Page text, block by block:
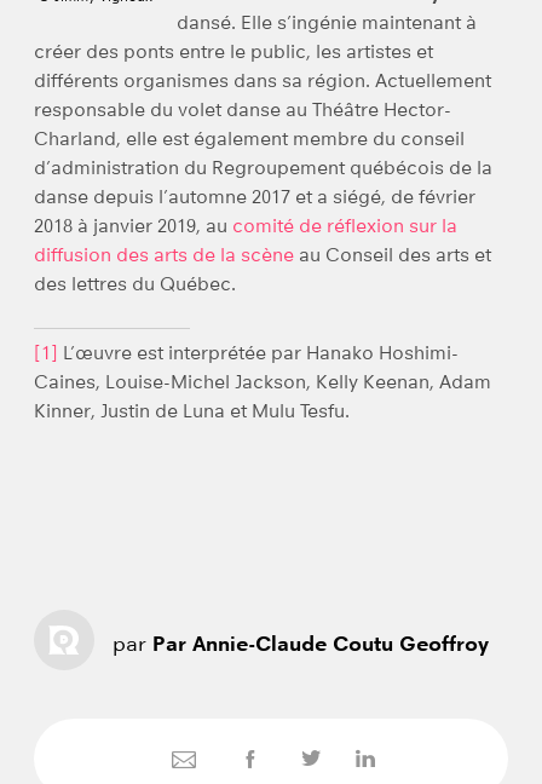
dansé. Elle s’ingénie maintenant à
créer des ponts entre le public, les artistes et
différents organismes dans sa région. Actuellement
responsable du volet danse au Théâtre Hector-
Charland, elle est également membre du conseil
d’administration du Regroupement québécois de la
danse depuis l’automne 2017 et a siégé, de février
2018 à janvier 2019, au comité de réflexion sur la
diffusion des arts de la scène au Conseil des arts et
des lettres du Québec.
[1] L’œuvre est interprétée par Hanako Hoshimi-
Caines, Louise-Michel Jackson, Kelly Keenan, Adam
Kinner, Justin de Luna et Mulu Tesfu.
par Par Annie-Claude Coutu Geoffroy